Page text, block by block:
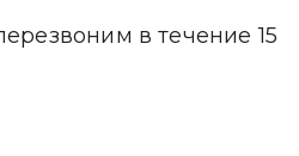
в течение 15